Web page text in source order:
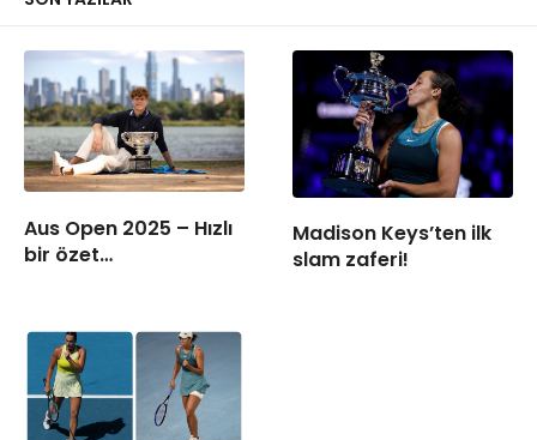
Aus Open 2025 – Hızlı
bir özet…
Madison Keys’ten ilk
slam zaferi!